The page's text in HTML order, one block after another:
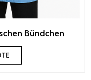
Bündchen